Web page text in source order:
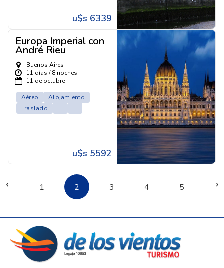
u$s 6339
Europa Imperial con
André Rieu
Buenos Aires
11 días / 8 noches
11 de octubre
Aéreo
Alojamiento
Traslado
... ...
u$s 5592
‹ 1 2 3 4 5 ›